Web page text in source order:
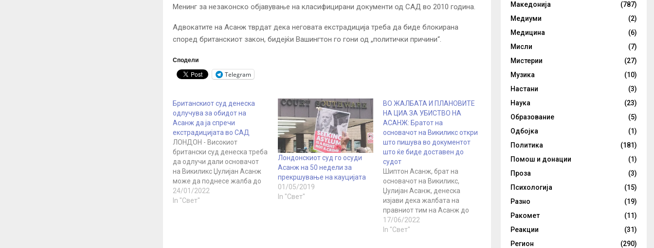
Менинг за незаконско објавување на класифицирани документи од САД во 2010 година.
Адвокатите на Асанж тврдат дека неговата екстрадиција треба да биде блокирана
според британскиот закон, бидејќи Вашингтон го гони од „политички причини“.
Сподели
Telegram
Британскиот суд денеска
одлучува за обидот на
Асанж да ја спречи
екстрадицијата во САД
ЛОНДОН - Високиот
британски суд денеска треба
да одлучи дали основачот
на Викиликс Џулијан Асанж
може да поднесе жалба до
британскиот Врховен суд
против одлуката за
24/01/2022
In "Свет"
Лондонскиот суд го осуди
Асанж на 50 недели за
прекршување на кауцијата
01/05/2019
In "Свет"
ВО ЖАЛБАТА И ПЛАНОВИТЕ
НА ЦИА ЗА УБИСТВО НА
АСАНЖ: Братот на
основачот на Викиликс откри
што пишува во документот
што ќе биде доставен до
судот
Шиптон Асанж, брат на
основачот на Викиликс,
Џулијан Асанж, денеска
изјави дека жалбата на
правниот тим на Асанж до
Високиот суд во Лондон
против одлуката за негова
17/06/2022
In "Свет"
Македонија
(787)
Медиуми
(2)
Медицина
(6)
Мисли
(7)
Мистерии
(27)
Музика
(10)
Настани
(3)
Наука
(23)
Образование
(5)
Одбојка
(1)
Политика
(181)
Помош и донации
(1)
Проза
(3)
Психологија
(15)
Разно
(19)
Ракомет
(11)
Реакции
(31)
Регион
(290)